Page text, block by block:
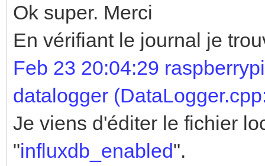
Ok super. Merci
En vérifiant le journal je
Feb 23 20:04:29
datalogger
Je viens d'éditer le fichier
"influxdb_enabled".